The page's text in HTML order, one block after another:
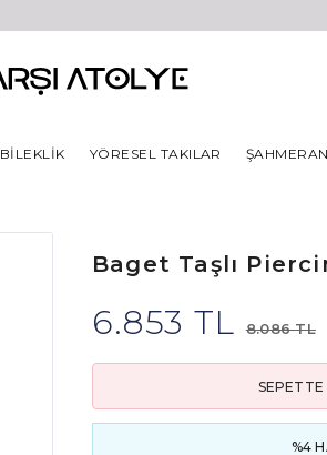
BILEKLIK YÖRESEL TAKILAR ŞAHMERAN
Baget Taşlı
6.853 TL 8.086 TL
SEPETTE
%4